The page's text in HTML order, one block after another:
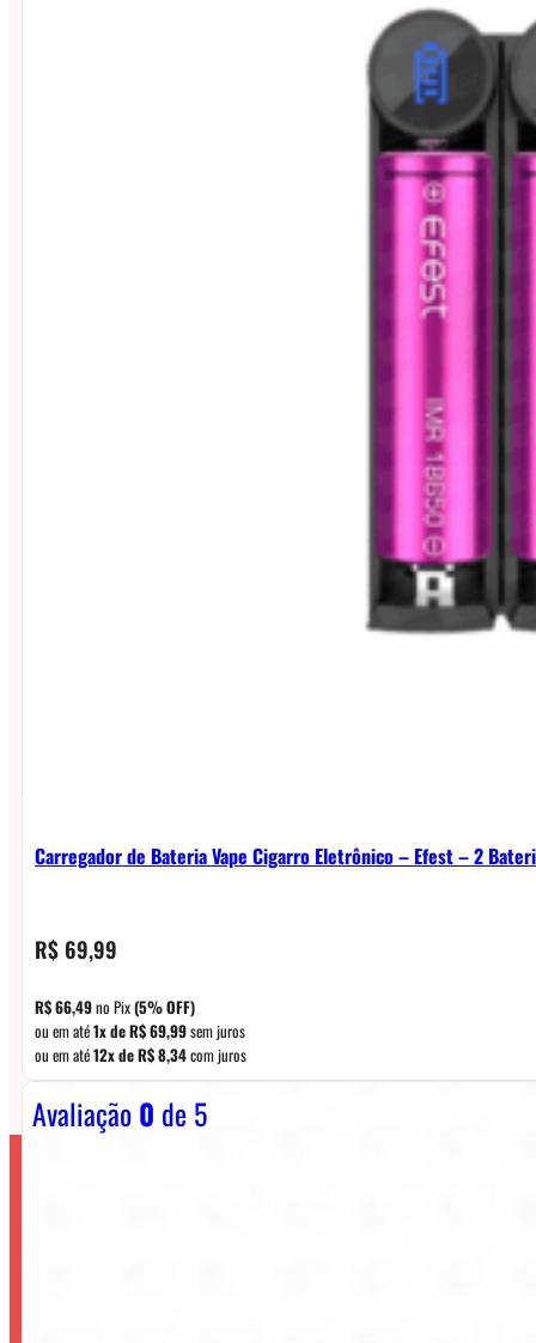
Carregador de Bateria Vape Cigarro Eletrônico – Efest – 2
R$ 69,99
R$66,49no Pix(5% OFF)
ou em até1x deR$69,99sem juros
ou em até12x deR$8,34com juros
Avaliação0 de 5